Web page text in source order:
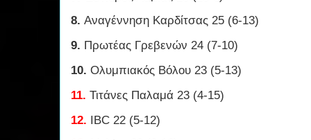
8. Αναγέννηση Καρδίτσας 25 (6-13)
9. Πρωτέας Γρεβενών 24 (7-10)
10. Ολυμπιακός Βόλου 23 (5-13)
11. Τιτάνες Παλαμά 23 (4-15)
12.
IBC 22 (5-12)